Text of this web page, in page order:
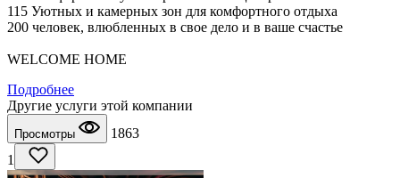
115 Уютных и камерных зон для комфортного отдыха
200 человек, влюбленных в свое дело и в ваше счастье
WELCOME HOME
Подробнее
Другие услуги этой компании
Просмотры
1863
1